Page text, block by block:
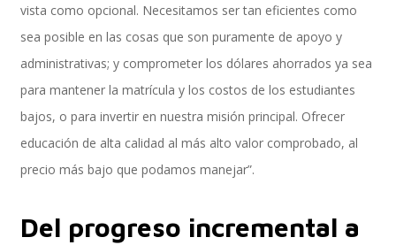
Gestión de Desempeño Empresarial SAP
Control, Riesgo y Cumplimiento
vista como opcional. Necesitamos ser tan eficientes como
sea posible en las cosas que son puramente de apoyo y
administrativas; y comprometer los dólares ahorrados ya sea
para mantener la matrícula y los costos de los estudiantes
bajos, o para invertir en nuestra misión principal. Ofrecer
educación de alta calidad al más alto valor comprobado, al
precio más bajo que podamos manejar”.
Del progreso incremental a